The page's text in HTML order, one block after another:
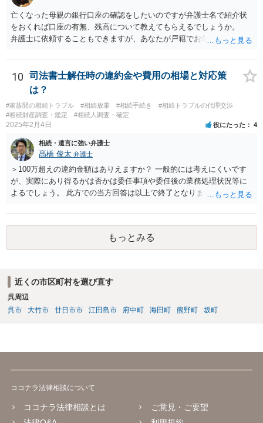
亡くなった母親の銀行口座の確認をしたいのですが弁護士名で紹介状
をおくれば口座の有無、残高について教えてもらえるでしょうか。
弁護士に依頼することもできますが、あなたが戸籍でお母さんの相続
高は教えてくれると思います。 自分ではよくわからないということ
であれば、弁護士に相談し依頼されたら良いと思います。
10
司法書士解任時の違約金や費用の相場と対応策
は？
#家族間の相続トラブル #相続放棄 #相続手続き
#相続トラブルの代理交渉
#相続財産調査・鑑定
#相続人調査・確定
2025年2月4日 役にたった 4
相続・遺言に強い弁護士
髙橋 俊太 弁護士
＞100万超えの違約金額はありえますか？ 一般的には考えにくいです
が、実際にあり得るかは否かは委任事項や委任後の業務処理状況等に
よるでしょう。 此方での当方回答は以上で終了となりますが、参考に
もっとみる
近くの市区町村を選び直す
呉周辺
呉市
大竹市 廿日市市 江田島市 府中町 海田町 熊野町 坂町
ココナラ法律相談について
ココナラ法律相談とは
ご意見・ご要望